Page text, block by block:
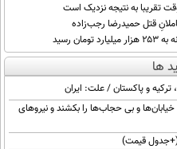
تقریبا به نتیجه نزدیک است
قتل حمیدرضا رجب‌زاده
رسید
ها
و پاکستان / علت: ایران
بریزند خیابان‌ها و بی حجاب‌ها را بکشند و نیرو‌های